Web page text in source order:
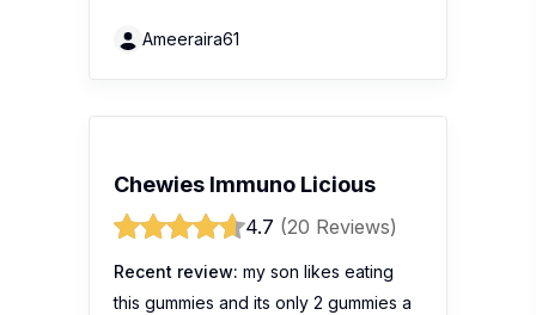
Ameeraira61
Chewies Immuno Licious
4.7 (20 Reviews)
Recent review: my son likes eating
this gummies and its only 2 gummies a